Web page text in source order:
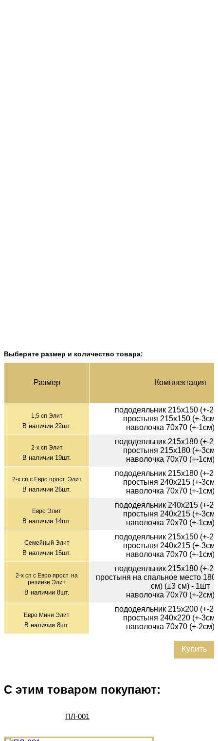
Выберите размер и количество товара:
Раз­мер Ком­плек­тация
1,5 сп Элит
В наличии 22шт.
пододеяльник 215х150 (+-
простыня 215х150 (+-
наволочка 70х70 (+-1см)
2-х сп Элит
В наличии 19шт.
пододеяльник 215х180 (+-
простыня 215х180 (+-
наволочка 70х70 (+-1см)
2-х сп с Евро прост. Элит
В наличии 26шт.
пододеяльник 215х180 (+-
простыня 240х215 (+-
наволочка 70х70 (+-1см)
Евро Элит
В наличии 14шт.
пододеяльник 240х215 (+-
простыня 240х215 (+-
наволочка 70х70 (+-1см)
Семейный Элит
В наличии 15шт.
пододеяльник 215х150 (+-
простыня 240х215 (+-
наволочка 70х70 (+-1см)
2-х сп с Евро прост. на
резинке Элит
В наличии 8шт.
пододеяльник 215х180 (+-
простыня на спальное место
см) (±3 см) - 1шт
наволочка 70х70 (+-2см)
Евро Мини Элит
В наличии 8шт.
пододеяльник 215х200 (+-
простыня 240х220 (+-
наволочка 70х70 (+-2см)
Купить
С этим товаром покупают:
ПЛ-001